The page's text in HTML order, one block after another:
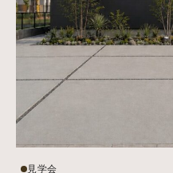
見学会